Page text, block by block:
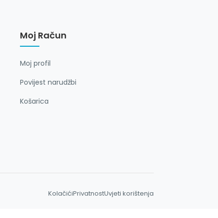
Moj Račun
Moj profil
Povijest narudžbi
Košarica
KolačićiPrivatnostUvjeti korištenja